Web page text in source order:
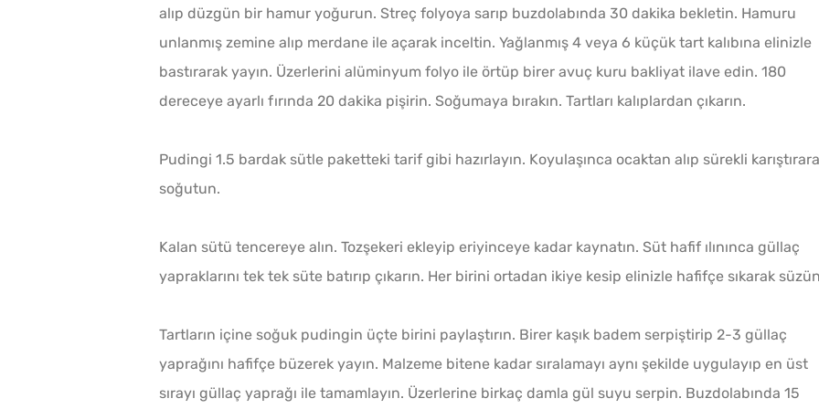
alıp düzgün bir hamur yoğurun. Streç folyoya sarıp buzdolabında 30 dakika bekletin. Hamuru
unlanmış zemine alıp merdane ile açarak inceltin. Yağlanmış 4 veya 6 küçük tart kalıbına elinizle
bastırarak yayın. Üzerlerini alüminyum folyo ile örtüp birer avuç kuru bakliyat ilave edin. 180
dereceye ayarlı fırında 20 dakika pişirin. Soğumaya bırakın. Tartları kalıplardan çıkarın.
Pudingi 1.5 bardak sütle paketteki tarif gibi hazırlayın. Koyulaşınca ocaktan alıp sürekli
soğutun.
Kalan sütü tencereye alın. Tozşekeri ekleyip eriyinceye kadar kaynatın. Süt hafif ılınınca güllaç
yapraklarını tek tek süte batırıp çıkarın. Her birini ortadan ikiye kesip elinizle hafifçe sıkarak
Tartların içine soğuk pudingin üçte birini paylaştırın. Birer kaşık badem serpiştirip 2-3 güllaç
yaprağını hafifçe büzerek yayın. Malzeme bitene kadar sıralamayı aynı şekilde uygulayıp en üst
sırayı güllaç yaprağı ile tamamlayın. Üzerlerine birkaç damla gül suyu serpin. Buzdolabında 15